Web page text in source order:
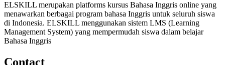
ELSKILL merupakan platforms kursus Bahasa Inggris online yang
menawarkan berbagai program bahasa Inggris untuk seluruh siswa
di Indonesia. ELSKILL menggunakan sistem LMS (Learning
Management System) yang mempermudah siswa dalam belajar
Bahasa Inggris
Contact